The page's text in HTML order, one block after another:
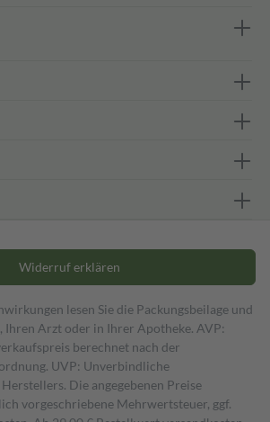
Widerruf erklären
lesen Sie die Packungsbeilage und
Ihren Arzt oder in Ihrer Apotheke. AVP:
berechnet nach der
UVP: Unverbindliche
Die angegebenen Preise
vorgeschriebene Mehrwertsteuer, ggf.